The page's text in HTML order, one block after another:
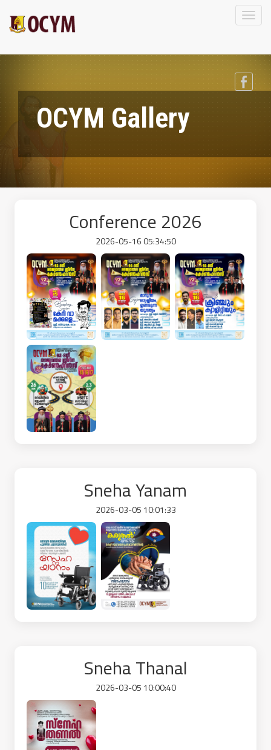
Toggle
OCYM Gallery
Conference 2026
2026-05-16 05:34:50
Sneha Yanam
2026-03-05 10:01:33
Sneha Thanal
2026-03-05 10:00:40